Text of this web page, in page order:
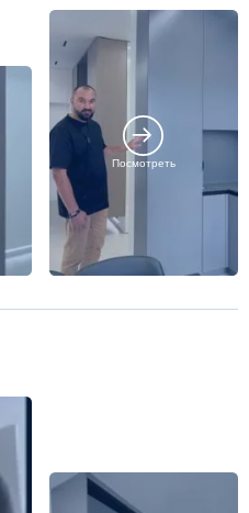
Посмотреть